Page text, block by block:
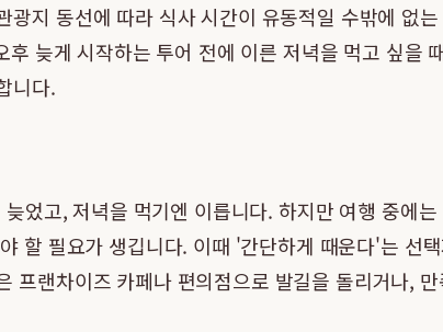
지 동선에 따라 식사 시간이 유동적일 수밖에 없
늦게 시작하는 투어 전에 이른 저녁을 먹고 싶을
니다.
었고, 저녁을 먹기엔 이릅니다. 하지만 여행 중에
할 필요가 생깁니다. 이때 '간단하게 때운다'는 선
랜차이즈 카페나 편의점으로 발길을 돌리거나,